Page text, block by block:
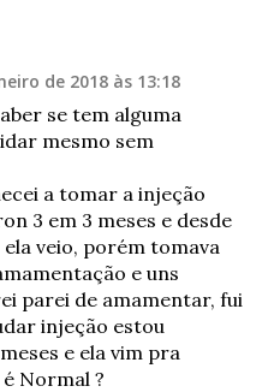
de 2018 às 13:18
se tem alguma
mesmo sem
a tomar a injeção
3 em 3 meses e desde
veio, porém tomava
e uns
parei de amamentar, fui
injeção estou
e ela vim pra
Normal ?